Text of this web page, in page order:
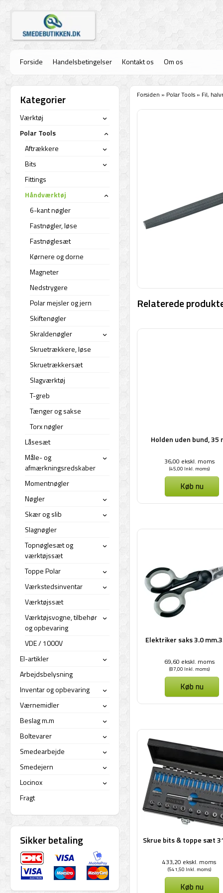
Forside Handelsbetingelser Kontakt os Om os
Forsiden » Polar Tools » Fil,
Relaterede
Holden uden bund, 35
36,00 ekskl. moms
(45,00 Inkl. moms)
Køb nu
Elektriker saks 3.0
69,60 ekskl. moms
(87,00 Inkl. moms)
Køb nu
Skrue bits & toppe sæt
433,20 ekskl. moms
(541,50 Inkl. moms)
Køb nu
Kategorier
Værktøj ›
Polar Tools ›
Aftrækkere ›
Bits ›
Fittings
Håndværktøj
›
6-kant nøgler
Fastnøgler, løse
Fastnøglesæt
Kørnere og dorne
Magneter
Nedstrygere
Polar mejsler og jern
Skiftenøgler
Skraldenøgler
›
Skruetrækkere, løse
Skruetrækkersæt
Slagværktøj
T-greb
Tænger og sakse
Torx nøgler
Låsesæt
Måle- og
afmærkningsredskaber
›
Momentnøgler
Nøgler
›
Skær og slib ›
Slagnøgler
Topnøglesæt og
værktøjssæt
›
Toppe Polar ›
Værkstedsinventar ›
Værktøjssæt
Værktøjsvogne, tilbehør
og opbevaring
›
VDE / 1000V
El-artikler
›
Arbejdsbelysning
Inventar og opbevaring
›
Værnemidler ›
Beslag m.m ›
Boltevarer ›
Smedearbejde ›
Smedejern ›
Locinox ›
Fragt
Sikker betaling